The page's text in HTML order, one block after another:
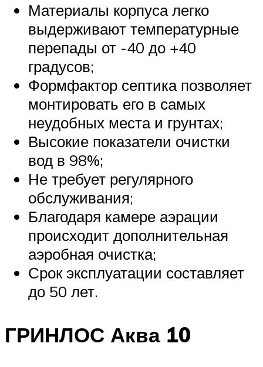
Материалы корпуса легко
выдерживают температурные
перепады от -40 до +40
градусов;
Формфактор септика позволяет
монтировать его в самых
неудобных места и грунтах;
Высокие показатели очистки
вод в 98%;
Не требует регулярного
обслуживания;
Благодаря камере аэрации
происходит дополнительная
аэробная очистка;
Срок эксплуатации составляет
до 50 лет.
ГРИНЛОС Аква 10